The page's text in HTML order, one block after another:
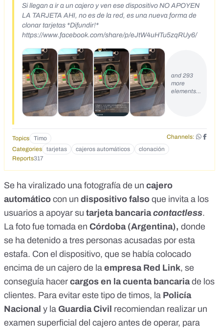
Si llegan a ir a un cajero y ven ese dispositivo NO APOYEN
LA TARJETA AHI, no es de la red, es una nueva forma de
clonar tarjetas *Difundir!*
https://www.facebook.com/share/p/eJtW4uHTu5zqRUy6/
and 293
more
elements…
Topics Timo
Channels:
Categories
tarjetas cajeros automáticos
clonación
Reports317
Se ha viralizado una fotografía de un cajero
automático con un dispositivo falso que invita a los
usuarios a apoyar su tarjeta bancariacontactless.
La foto fue tomada en Córdoba (Argentina), donde
se ha detenido a tres personas acusadas por esta
estafa. Con el dispositivo, que se había colocado
encima de un cajero de la empresa Red Link, se
conseguía hacer cargos en la cuenta bancariade los
clientes. Para evitar este tipo de timos, la Policía
Nacional y la Guardia Civil recomiendan realizar un
examen superficial del cajero antes de operar, para